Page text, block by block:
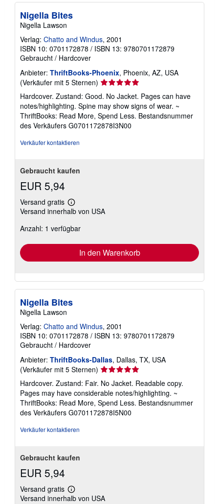
Nigella Bites
Nigella Lawson
Verlag: Chatto and Windus, 2001
ISBN 10: 0701172878 / ISBN 13: 9780701172879
Gebraucht / Hardcover
Anbieter: ThriftBooks-Phoenix, Phoenix, AZ, USA
(Verkäufer mit 5 Sternen) Verkäuferbewertung
5
von
5
Sternen
Hardcover. Zustand: Good. No Jacket. Pages can have
notes/highlighting. Spine may show signs of wear. ~
ThriftBooks: Read More, Spend Less. Bestandsnummer
des Verkäufers G0701172878I3N00
Verkäufer kontaktieren
Gebraucht kaufen
EUR 5,94
Versand gratis
Weitere
Informationen
Versandkosten
Versand innerhalb von USA
Anzahl: 1 verfügbar
In den Warenkorb
Nigella Bites
Nigella Lawson
Verlag: Chatto and Windus, 2001
ISBN 10: 0701172878 / ISBN 13: 9780701172879
Gebraucht / Hardcover
Anbieter: ThriftBooks-Dallas, Dallas, TX, USA
(Verkäufer mit 5 Sternen) Verkäuferbewertung
5
von
5
Sternen
Hardcover. Zustand: Fair. No Jacket. Readable copy.
Pages may have considerable notes/highlighting. ~
ThriftBooks: Read More, Spend Less. Bestandsnummer
des Verkäufers G0701172878I5N00
Verkäufer kontaktieren
Gebraucht kaufen
EUR 5,94
Versand gratis
Weitere
Informationen
Versand innerhalb von USA